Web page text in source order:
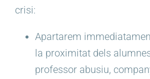
crisi:
Apartarem
la proximitat dels
professor abusiu,